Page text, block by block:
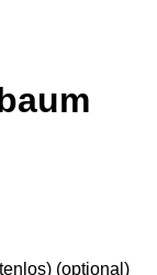
(optional)